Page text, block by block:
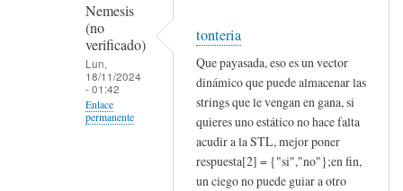
Daniel
verificado)
Nemesis
(no
verificado)
Lun,
18/11/2024
- 01:42
Enlace
permanente
tonteria
Que payasada, eso es un vector
dinámico que puede almacenar las
strings que le vengan en gana, si
quieres uno estático no hace falta
acudir a la STL, mejor poner
respuesta[2] = {"si","no"};en fin,
un ciego no puede guiar a otro